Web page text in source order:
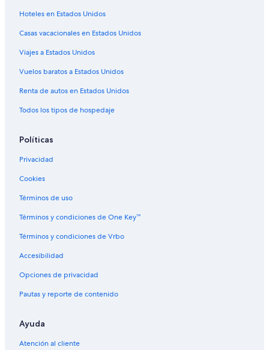
Hoteles todo incluido en St. George
Hoteles de ski en St. George
Hoteles en la playa en St. George
Hoteles familiares en St. George
Hoteles románticos en St. George
Hoteles baratos en St. George
Hoteles con aguas termales en St. George
Hoteles con bar en St. George
Hoteles con cocina en St. George
Hoteles con desayuno incluido en St. George
Hoteles con gimnasio en St. George
Hoteles con guardería en St. George
Hoteles con alberca en St. George
Hoteles con sauna en St. George
Hoteles en St. George
Lodges en St. George
Hoteles en Estados Unidos
Casas vacacionales en Estados Unidos
Viajes a Estados Unidos
Vuelos baratos a Estados Unidos
Renta de autos en Estados Unidos
Todos los tipos de hospedaje
Políticas
Privacidad
Cookies
Términos de uso
Términos y condiciones de One Key™
Términos y condiciones de Vrbo
Accesibilidad
Opciones de privacidad
Pautas y reporte de contenido
Ayuda
Atención al cliente